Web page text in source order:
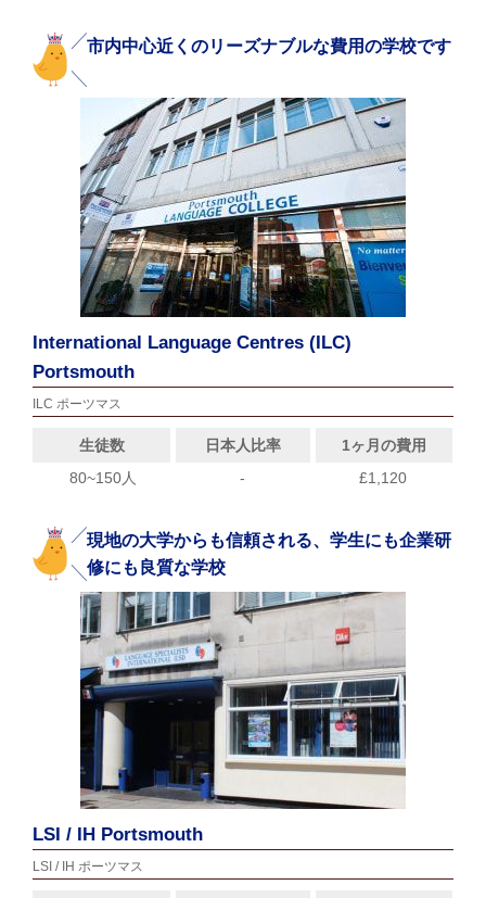
市内中心近くのリーズナブルな費用の学校です
International Language Centres (ILC)
Portsmouth
ILC ポーツマス
生徒数 日本人比率
1ヶ月の費用
80~150人
- £1,120
現地の大学からも信頼される、学生にも企業研
修にも良質な学校
LSI / IH Portsmouth
LSI / IH ポーツマス